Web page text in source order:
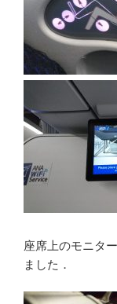
座席上のモニタ
ました．